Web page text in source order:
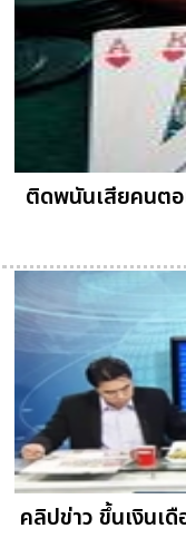
ติดพนันเสียคนตอ
คลิปข่าว ขึ้นเงินเ